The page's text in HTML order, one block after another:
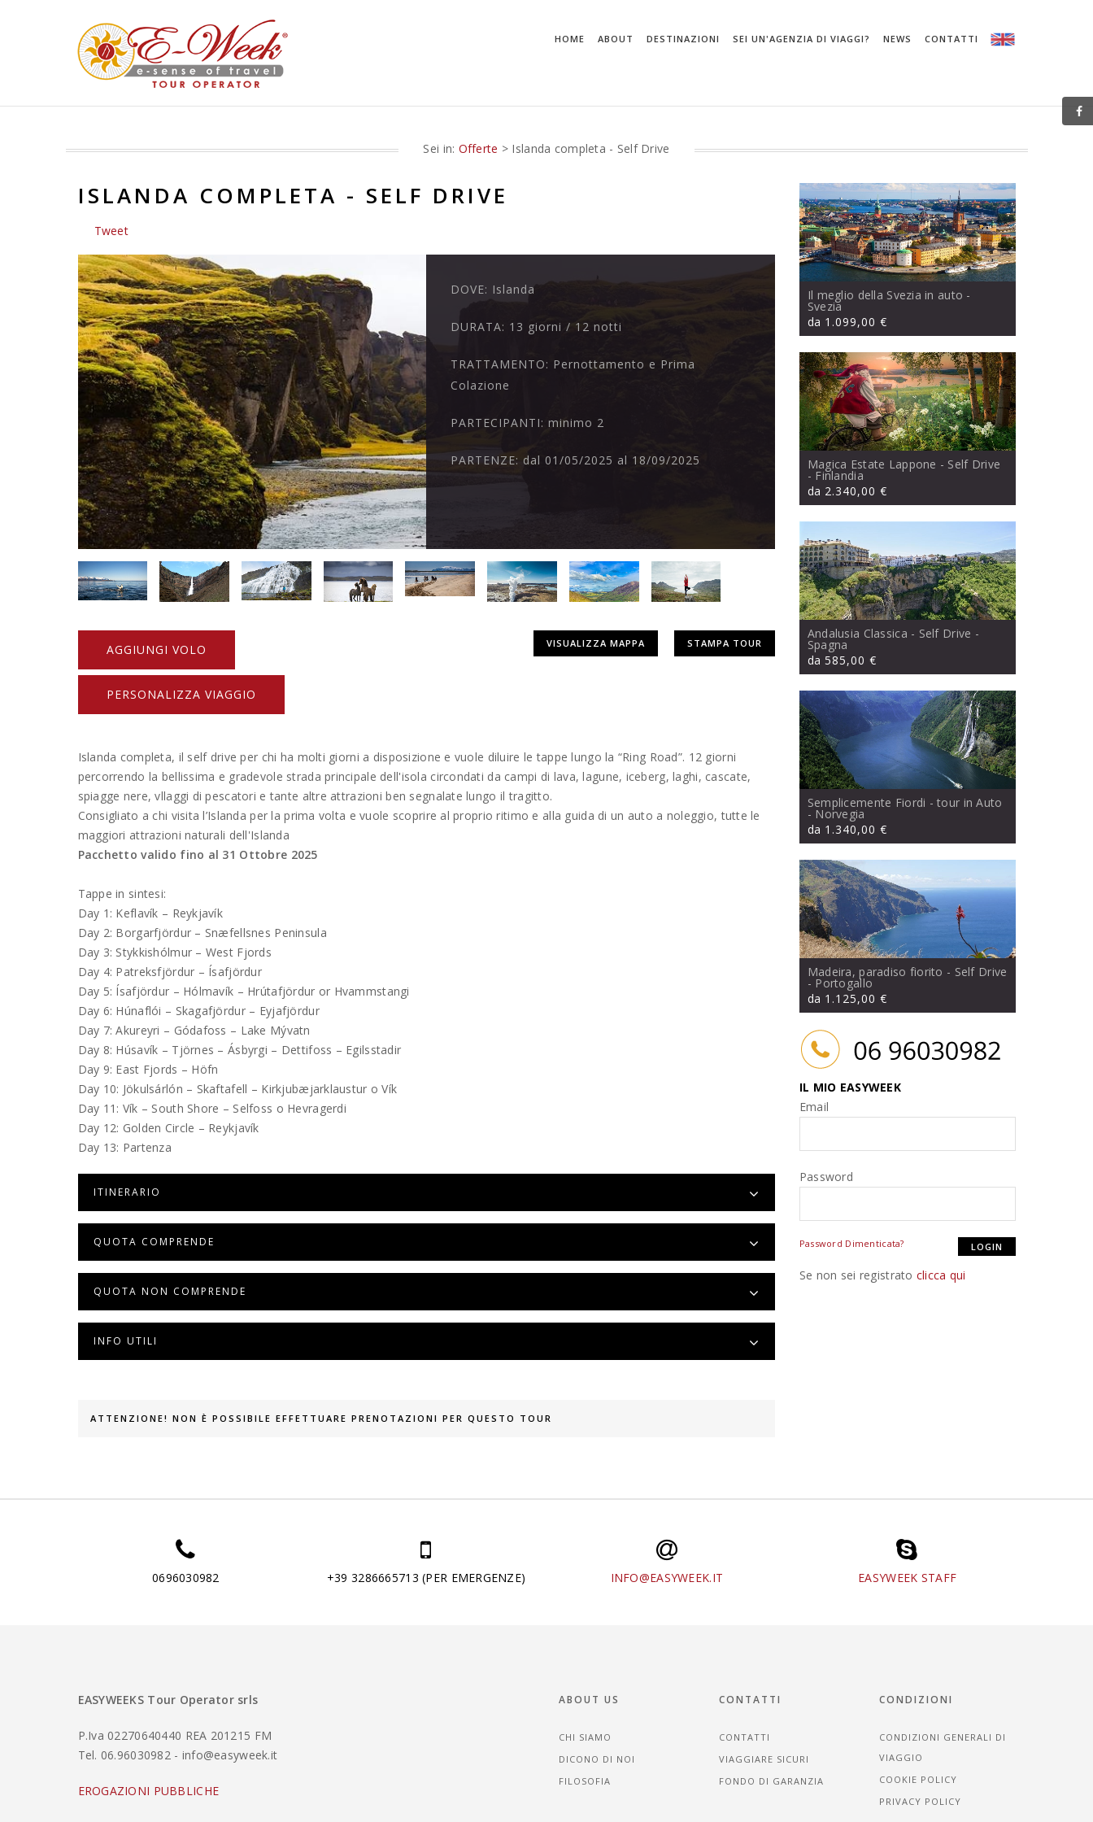
HOME ABOUT DESTINAZIONI SEI UN'AGENZIA DI VIAGGI? NEWS CONTATTI
Sei in: Offerte > Islanda completa - Self Drive
ISLANDA COMPLETA - SELF DRIVE
Tweet
DOVE: Islanda
DURATA: 13 giorni / 12 notti
TRATTAMENTO: Pernottamento e Prima
Colazione
PARTECIPANTI:minimo 2
PARTENZE: dal 01/05/2025 al 18/09/2025
AGGIUNGI VOLO
PERSONALIZZA VIAGGIO
VISUALIZZA MAPPA STAMPA TOUR
Islanda completa, il self drive per chi ha molti giorni a disposizione e vuole diluire le tappe lungo la “Ring Road”. 12 giorni
percorrendo la bellissima e gradevole strada principale dell'isola circondati da campi di lava, lagune, iceberg, laghi, cascate,
spiagge nere, vllaggi di pescatori e tante altre attrazioni ben segnalate lungo il tragitto.
Consigliato a chi visita l’Islanda per la prima volta e vuole scoprire al proprio ritimo e alla guida di un auto a noleggio, tutte le
maggiori attrazioni naturali dell'Islanda
Pacchetto valido fino al 31 Ottobre 2025
Tappe in sintesi:
Day 1: Keflavík – Reykjavík
Day 2: Borgarfjördur – Snæfellsnes Peninsula
Day 3: Stykkishólmur – West Fjords
Day 4: Patreksfjördur – Ísafjördur
Day 5: Ísafjördur – Hólmavík – Hrútafjördur or Hvammstangi
Day 6: Húnaflói – Skagafjördur – Eyjafjördur
Day 7: Akureyri – Gódafoss – Lake Mývatn
Day 8: Húsavík – Tjörnes – Ásbyrgi – Dettifoss – Egilsstadir
Day 9: East Fjords – Höfn
Day 10: Jökulsárlón – Skaftafell – Kirkjubæjarklaustur o Vík
Day 11: Vík – South Shore – Selfoss o Hevragerdi
Day 12: Golden Circle – Reykjavík
Day 13: Partenza
ITINERARIO
QUOTA COMPRENDE
QUOTA NON COMPRENDE
INFO UTILI
ATTENZIONE! NON È POSSIBILE EFFETTUARE PRENOTAZIONI PER QUESTO TOUR
Il meglio della Svezia in auto -
Svezia
da 1.099,00 €
Magica Estate Lappone - Self Drive
- Finlandia
da 2.340,00 €
Andalusia Classica - Self Drive -
Spagna
da 585,00 €
Semplicemente Fiordi - tour in Auto
- Norvegia
da 1.340,00 €
Madeira, paradiso fiorito - Self Drive
- Portogallo
da 1.125,00 €
IL MIO EASYWEEK
Email
Password
Password Dimenticata?
Se non sei registrato clicca qui
0696030982 +39 3286665713 (PER EMERGENZE) INFO@EASYWEEK.IT EASYWEEK STAFF
EASYWEEKS Tour Operator srls
P.Iva 02270640440 REA 201215 FM
Tel. 06.96030982 - info@easyweek.it
EROGAZIONI PUBBLICHE
ABOUT US
CHI SIAMO
DICONO DI NOI
FILOSOFIA
CONTATTI
CONTATTI
VIAGGIARE SICURI
FONDO DI GARANZIA
CONDIZIONI
CONDIZIONI GENERALI DI
VIAGGIO
COOKIE POLICY
PRIVACY POLICY